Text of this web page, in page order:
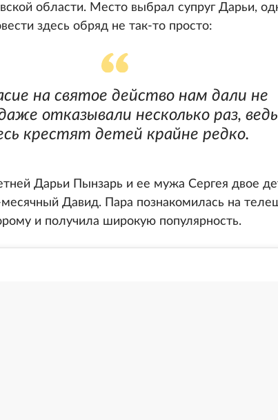
области. Место выбрал супруг Дарьи,
здесь обряд не так-то просто:
на святое действо нам дали не
отказывали несколько раз, ведь
крестят детей крайне редко.
Дарьи Пынзарь и ее мужа Сергея двое
Давид. Пара познакомилась на
и получила широкую популярность.